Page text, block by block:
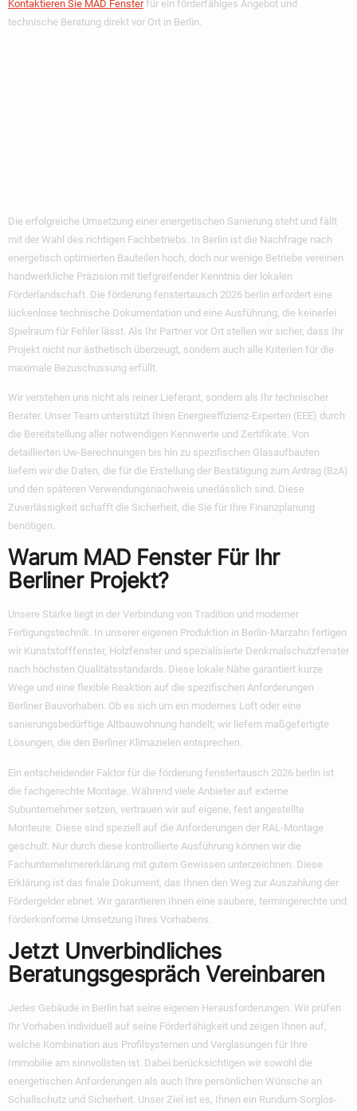
Kontaktieren Sie MAD Fensterfür ein förderfähiges Angebot und
technische Beratung direkt vor Ort in Berlin.
Die erfolgreiche Umsetzung einer energetischen Sanierung steht und fällt
mit der Wahl des richtigen Fachbetriebs. In Berlin ist die Nachfrage nach
energetisch optimierten Bauteilen hoch, doch nur wenige Betriebe vereinen
handwerkliche Präzision mit tiefgreifender Kenntnis der lokalen
Förderlandschaft. Die förderung fenstertausch 2026 berlin erfordert eine
lückenlose technische Dokumentation und eine Ausführung, die keinerlei
Spielraum für Fehler lässt. Als Ihr Partner vor Ort stellen wir sicher, dass Ihr
Projekt nicht nur ästhetisch überzeugt, sondern auch alle Kriterien für die
maximale Bezuschussung erfüllt.
Wir verstehen uns nicht als reiner Lieferant, sondern als Ihr technischer
Berater. Unser Team unterstützt Ihren Energieeffizienz-Experten (EEE) durch
die Bereitstellung aller notwendigen Kennwerte und Zertifikate. Von
detaillierten Uw-Berechnungen bis hin zu spezifischen Glasaufbauten
liefern wir die Daten, die für die Erstellung der Bestätigung zum Antrag (BzA)
und den späteren Verwendungsnachweis unerlässlich sind. Diese
Zuverlässigkeit schafft die Sicherheit, die Sie für Ihre Finanzplanung
benötigen.
Warum MAD Fenster Für Ihr
Berliner Projekt?
Unsere Stärke liegt in der Verbindung von Tradition und moderner
Fertigungstechnik. In unserer eigenen Produktion in Berlin-Marzahn fertigen
wir Kunststofffenster, Holzfenster und spezialisierte Denkmalschutzfenster
nach höchsten Qualitätsstandards. Diese lokale Nähe garantiert kurze
Wege und eine flexible Reaktion auf die spezifischen Anforderungen
Berliner Bauvorhaben. Ob es sich um ein modernes Loft oder eine
sanierungsbedürftige Altbauwohnung handelt; wir liefern maßgefertigte
Lösungen, die den Berliner Klimazielen entsprechen.
Ein entscheidender Faktor für die förderung fenstertausch 2026 berlin ist
die fachgerechte Montage. Während viele Anbieter auf externe
Subunternehmer setzen, vertrauen wir auf eigene, fest angestellte
Monteure. Diese sind speziell auf die Anforderungen der RAL-Montage
geschult. Nur durch diese kontrollierte Ausführung können wir die
Fachunternehmererklärung mit gutem Gewissen unterzeichnen. Diese
Erklärung ist das finale Dokument, das Ihnen den Weg zur Auszahlung der
Fördergelder ebnet. Wir garantieren Ihnen eine saubere, termingerechte und
förderkonforme Umsetzung Ihres Vorhabens.
Jetzt Unverbindliches
Beratungsgespräch Vereinbaren
Jedes Gebäude in Berlin hat seine eigenen Herausforderungen. Wir prüfen
Ihr Vorhaben individuell auf seine Förderfähigkeit und zeigen Ihnen auf,
welche Kombination aus Profilsystemen und Verglasungen für Ihre
Immobilie am sinnvollsten ist. Dabei berücksichtigen wir sowohl die
energetischen Anforderungen als auch Ihre persönlichen Wünsche an
Schallschutz und Sicherheit. Unser Ziel ist es, Ihnen ein Rundum-Sorglos-